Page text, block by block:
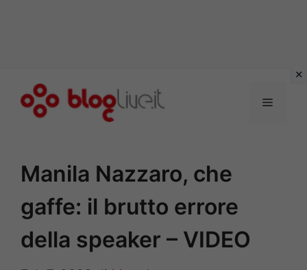
Menu
Manila Nazzaro, che
gaffe: il brutto errore
della speaker – VIDEO